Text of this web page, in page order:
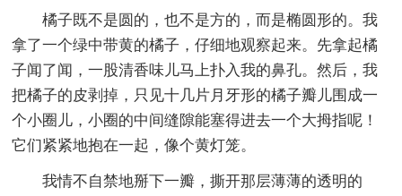
橘子既不是圆的，也不是方的，而是椭圆形的。我
拿了一个绿中带黄的橘子，仔细地观察起来。先拿起橘
子闻了闻，一股清香味儿马上扑入我的鼻孔。然后，我
把橘子的皮剥掉，只见十几片月牙形的橘子瓣儿围成一
个小圈儿，小圈的中间缝隙能塞得进去一个大拇指呢！
它们紧紧地抱在一起，像个黄灯笼。
我情不自禁地掰下一瓣，撕开那层薄薄的透明的